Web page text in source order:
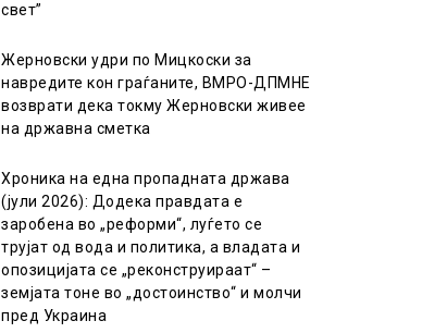
свет”
Жерновски удри по Мицкоски за
навредите кон граѓаните, ВМРО-ДПМНЕ
возврати дека токму Жерновски живее
на државна сметка
Хроника на една пропадната држава
(јули 2026): Додека правдата е
заробена во „реформи“, луѓето се
трујат од вода и политика, а владата и
опозицијата се „реконструираат“ –
земјата тоне во „достоинство“ и молчи
пред Украина